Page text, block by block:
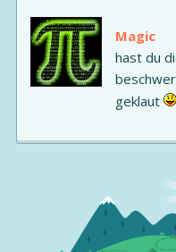
Magic
hast du
geklaut